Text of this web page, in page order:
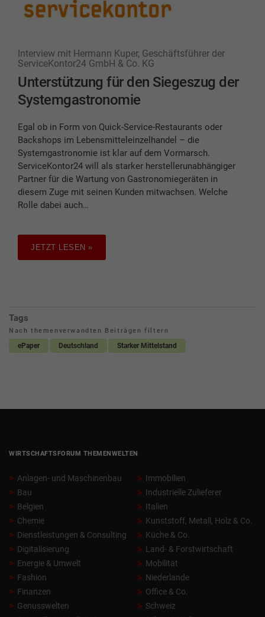
Interview mit Hermann Kuper, Geschäftsführer der
ServiceKontor24 GmbH & Co. KG
Unterstützung für den Siegeszug der
Systemgastronomie
Egal ob in Form von Quick-Service-Restaurants oder
Backshops im Lebensmitteleinzelhandel – die
Systemgastronomie ist klar auf dem Vormarsch.
ServiceKontor24 will als starker herstellerunabhängiger
Partner für die Wartung von Gastronomiegeräten in
diesem Zuge mit seinen Kunden mitwachsen. Welche
Rolle dabei auch…
JETZT LESEN »
Tags
Nach themenverwandten Beiträgen filtern
ePaper Deutschland Starker Mittelstand
WIRTSCHAFTSFORUM THEMENWELTEN
Anlagen- und Maschinenbau
Bau
Belgien
Chemie
Dienstleistungen & Consulting
Digitalisierung
Energie & Umwelt
Fashion
Finanzen
Genusswelten
Immobilien
Industrielle Zulieferer
Italien
Kunststoff, Metall, Holz & Co.
Küche & Co.
Land- & Forstwirtschaft
Mobilität
Niederlande
Office & Co.
Schweiz